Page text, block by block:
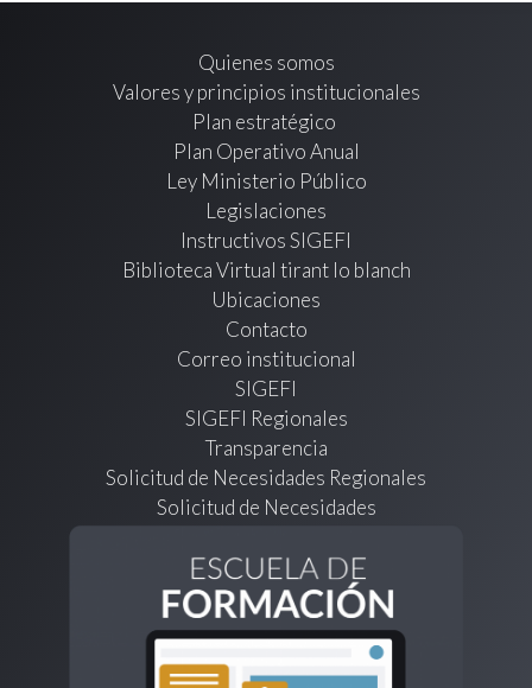
Quienes somos
Valores y principios institucionales
Plan estratégico
Plan Operativo Anual
Ley Ministerio Público
Legislaciones
Instructivos SIGEFI
Biblioteca Virtual tirant lo blanch
Ubicaciones
Contacto
Correo institucional
SIGEFI
SIGEFI Regionales
Transparencia
Solicitud de Necesidades Regionales
Solicitud de Necesidades